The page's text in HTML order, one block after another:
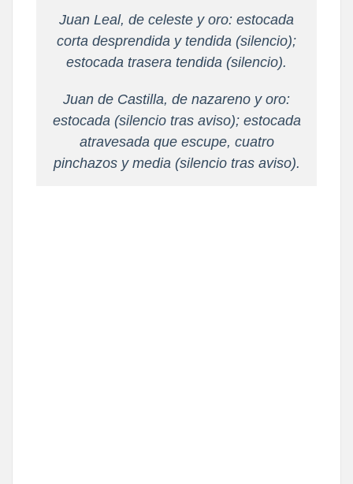
Juan Leal, de celeste y oro: estocada
corta desprendida y tendida (silencio);
estocada trasera tendida (silencio).
Juan de Castilla, de nazareno y oro:
estocada (silencio tras aviso); estocada
atravesada que escupe, cuatro
pinchazos y media (silencio tras aviso).